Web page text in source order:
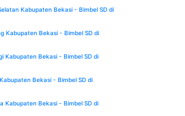
Kabupaten Bekasi - Bimbel SD di
Kabupaten Bekasi - Bimbel SD di
Kabupaten Bekasi - Bimbel SD di
Bekasi - Bimbel SD di
Kabupaten Bekasi - Bimbel SD di